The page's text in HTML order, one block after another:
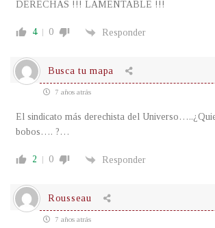
DERECHAS !!! LAMENTABLE !!!
4 0 Responder
Busca tu mapa
7 años atrás
El sindicato más derechista del
bobos…. ?…
2 0 Responder
Rousseau
7 años atrás